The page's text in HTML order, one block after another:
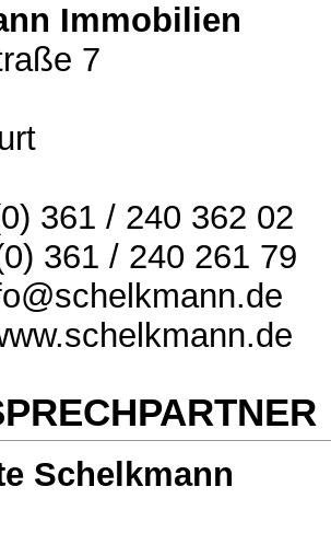
Immobilien
7
361 / 240 362 02
361 / 240 261 79
Schelkmann